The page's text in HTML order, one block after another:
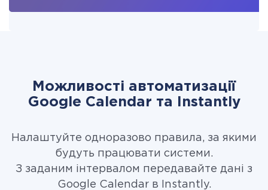
Можливості автоматизації
Google Calendar та Instantly
Налаштуйте одноразово правила, за якими
будуть працювати системи.
З заданим інтервалом передавайте дані з
Google Calendar в Instantly.